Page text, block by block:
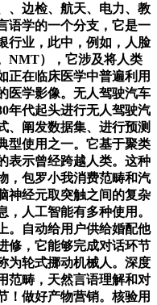
、边检、航天、电力、教
语学的一个分支，它是一
行业，此中，例如，人脸
NMT），它涉及将人类
正在临床医学中普遍利用
医学影像。无人驾驶汽车
年代起头进行无人驾驶汽
、阐发数据集、进行预测
型使用之一。它基于聚类
表示曾经跨越人类。这种
，包罗小我消费范畴和汽
神经元取突触之间的复杂
人工智能有多种使用。
。自动给用户供给婚配他
修，它能够完成对话环节
为轮式挪动机械人。深度
范畴，天然言语理解和对
！做好产物营销。核验用